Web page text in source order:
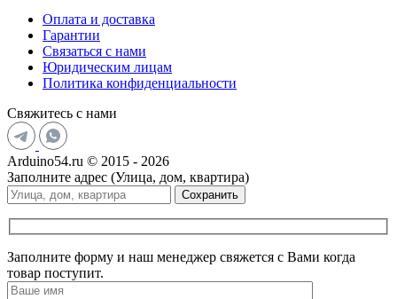
Оплата и доставка
Гарантии
Связаться с нами
Юридическим лицам
Политика конфиденциальности
Свяжитесь с нами
Arduino54.ru © 2015 - 2026
Заполните адрес (Улица, дом, квартира)
Сохранить
Заполните форму и наш менеджер свяжется с Вами когда
товар поступит.